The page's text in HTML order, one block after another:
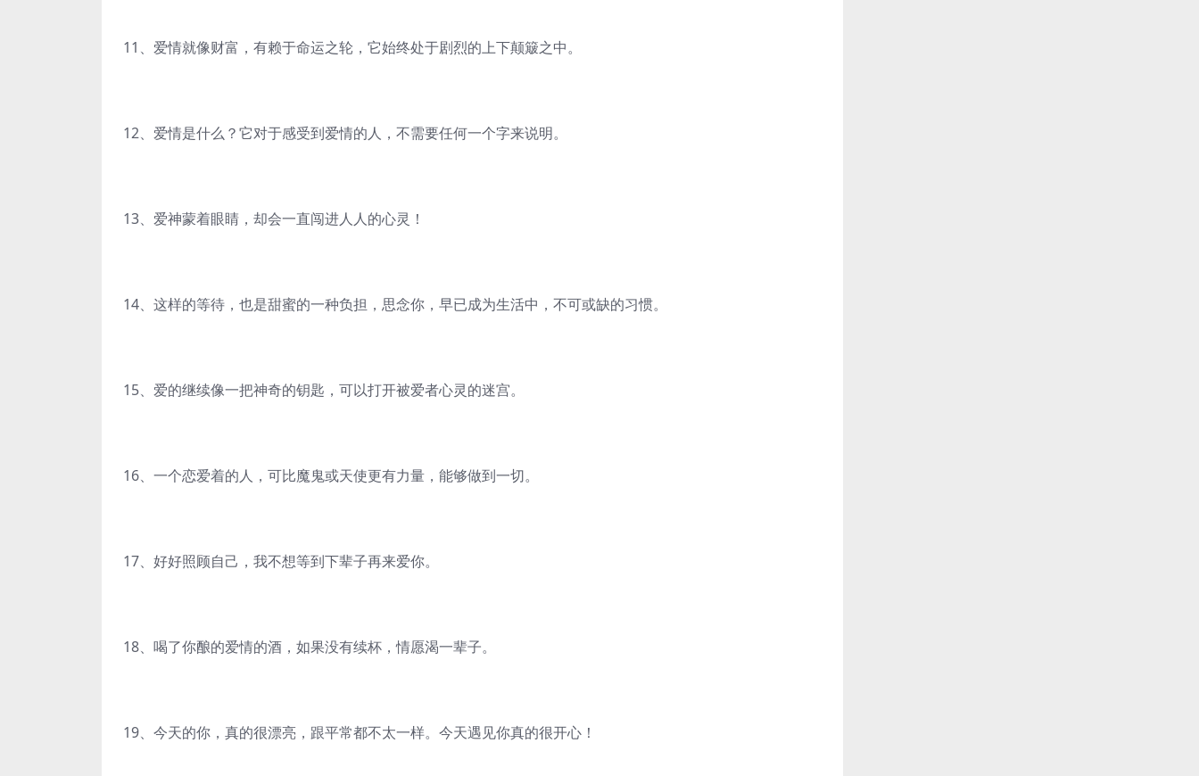
11、爱情就像财富，有赖于命运之轮，它始终处于剧烈的上下颠簸之中。
12、爱情是什么？它对于感受到爱情的人，不需要任何一个字来说明。
13、爱神蒙着眼睛，却会一直闯进人人的心灵！
14、这样的等待，也是甜蜜的一种负担，思念你，早已成为生活中，不可或缺的习惯。
15、爱的继续像一把神奇的钥匙，可以打开被爱者心灵的迷宫。
16、一个恋爱着的人，可比魔鬼或天使更有力量，能够做到一切。
17、好好照顾自己，我不想等到下辈子再来爱你。
18、喝了你酿的爱情的酒，如果没有续杯，情愿渴一辈子。
19、今天的你，真的很漂亮，跟平常都不太一样。今天遇见你真的很开心！